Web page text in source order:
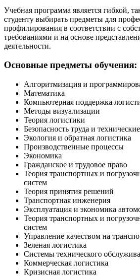
Учебная программа является гибкой,
студенту выбирать предметы для
профилирования в соответствии с
требованиями и на основе
деятельности.
Основные предметы обучения:
Алгоритмизация и
Математика
Компьютерная поддержка
Методы визуализации
Теория логистики
Безопасность труда и
Экология и обратная логистика
Производственные процессы
Экономика
Гражданское и трудовое право
Теория транспортных и
систем
Теория принятия решений
Транспортная инженерия
Эксплуатация и экономика
Теория транспортных и
систем
Управление качеством на
Зеленая логистика
Системы технического
Коммерческая логистика
Кризисная логистика